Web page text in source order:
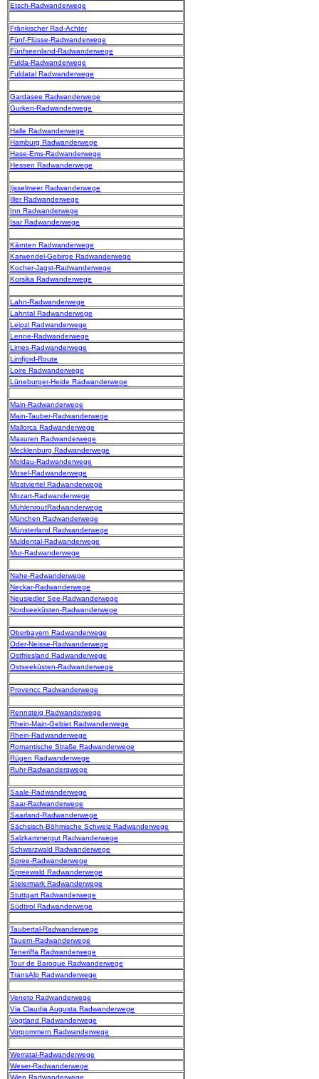
Etsch-Radwanderwege
Fränkischer Rad-Achter
Fünf-Flüsse-Radwanderwege
Fünfseenland-Radwanderwege
Fulda-Radwanderwege
Fuldatal Radwanderwege
Gardasee Radwanderwege
Gurken-Radwanderwege
Halle Radwanderwege
Hamburg Radwanderwege
Hase-Ems-Radwanderwege
Hessen Radwanderwege
Ijsselmeer Radwanderwege
Iller Radwanderwege
Inn Radwanderwege
Isar Radwanderwege
Kärnten Radwanderwege
Karwendel-Gebirge Radwanderwege
Kocher-Jagst-Radwanderwege
Korsika Radwanderwege
Lahn-Radwanderwege
Lahntal Radwanderwege
Leipzi Radwanderwege
Lenne-Radwanderwege
Limes-Radwanderwege
Limfjord-Route
Loire Radwanderwege
Lüneburger-Heide Radwanderwege
Main-Radwanderwege
Main-Tauber-Radwanderwege
Mallorca Radwanderwege
Masuren Radwanderwege
Mecklenburg Radwanderwege
Moldau-Radwanderwege
Mosel-Radwanderwege
Mostviertel Radwanderwege
Mozart-Radwanderwege
MühlenroutRadwanderwege
München Radwanderwege
Münsterland Radwanderwege
Muldental-Radwanderwege
Mur-Radwanderwege
Nahe-Radwanderwege
Neckar-Radwanderwege
Neusiedler See-Radwanderwege
Nordseeküsten-Radwanderwege
Oberbayern Radwanderwege
Oder-Neisse-Radwanderwege
Ostfriesland Radwanderwege
Ostseeküsten-Radwanderwege
Provencc Radwanderwege
Rennsteig Radwanderwege
Rhein-Main-Gebiet Radwanderwege
Rhein-Radwanderwege
Romantische Straße Radwanderwege
Rügen Radwanderwege
Ruhr-Radwanderqwege
Saale-Radwanderwege
Saar-Radwanderwege
Saarland-Radwanderwege
Sächsisch-Böhmische Schweiz Radwanderwege
Salzkammergut Radwanderwege
Schwarzwald Radwanderwege
Spree-Radwanderwege
Spreewald Radwanderwege
Steiermark Radwanderwege
Stuttgart Radwanderwege
Südtirol Radwanderwege
Taubertal-Radwanderwege
Tauern-Radwanderwege
Teneriffa Radwanderwege
Tour de Baroque Radwanderwege
TransAlp Radwanderwege
Veneto Radwanderwege
Via Claudia Augusta Radwanderwege
Vogtland Radwanderwege
Vorpommern Radwanderwege
Werratal-Radwanderwege
Weser-Radwanderwege
Wien Radwanderwege